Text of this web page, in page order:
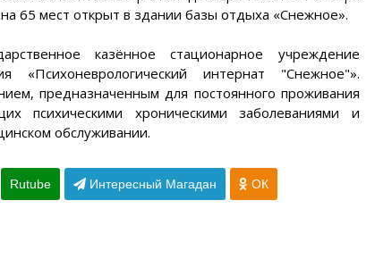
65 мест открыт в здании базы отдыха «Снежное».
казённое стационарное учреждение
«Психоневрологический интернат "Снежное"».
предназначенным для постоянного проживания
психическими хроническими заболеваниями и
обслуживании.
Rutube Интересный Магадан ОК